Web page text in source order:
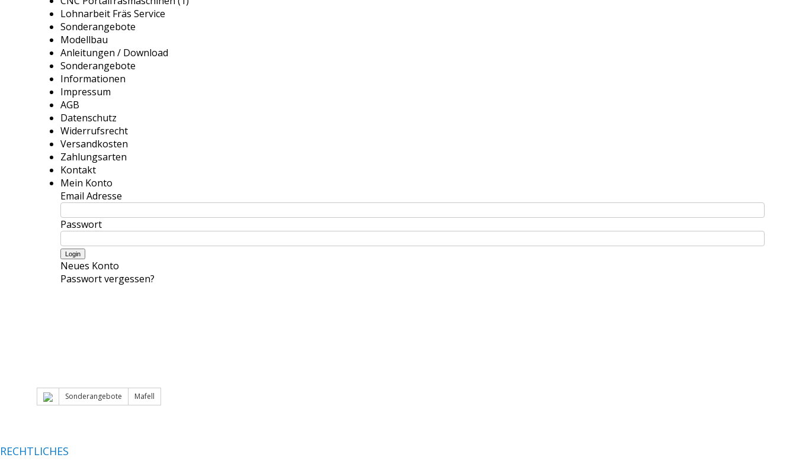
Lohnarbeit Fräs Service
Sonderangebote
Modellbau
Anleitungen / Download
Sonderangebote
Informationen
Impressum
AGB
Datenschutz
Widerrufsrecht
Versandkosten
Zahlungsarten
Kontakt
Mein Konto
Email Adresse
Passwort
Neues Konto
Passwort vergessen?
Sonderangebote Mafell
RECHTLICHES